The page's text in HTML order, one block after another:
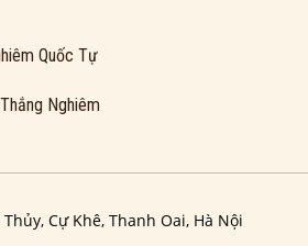
Quốc Tự
Nghiêm
Cự Khê, Thanh Oai, Hà Nội